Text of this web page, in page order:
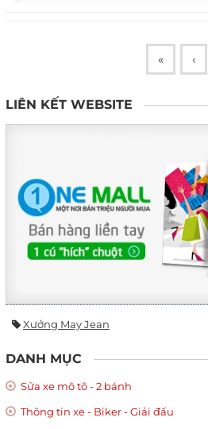
« ‹
LIÊN KẾT WEBSITE
Xưởng May Jean
DANH MỤC
Sửa xe mô tô - 2 bánh
Thông tin xe - Biker - Giải đấu